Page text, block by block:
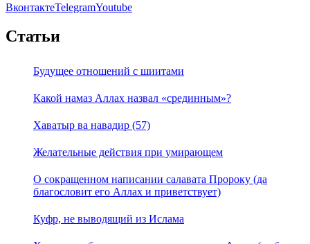
ВконтактеTelegramYoutube
Статьи
Будущее отношений с шиитами
Какой намаз Аллах назвал «срединным»?
Хаватыр ва навадир (57)
Желательные действия при умирающем
О сокращенном написании салавата Пророку (да
благословит его Аллах и приветствует)
Куфр, не выводящий из Ислама